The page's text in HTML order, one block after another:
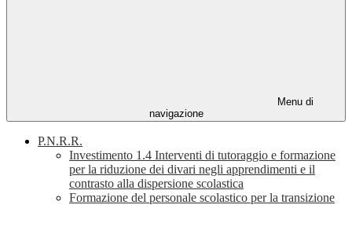
Menu di
navigazione
P.N.R.R.
Investimento 1.4 Interventi di tutoraggio e formazione
per la riduzione dei divari negli apprendimenti e il
contrasto alla dispersione scolastica
Formazione del personale scolastico per la transizione